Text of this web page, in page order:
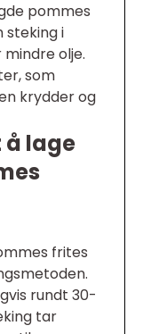
pommes
steking i
olje.
som
krydder og
å lage
frites
rundt 30-
tar